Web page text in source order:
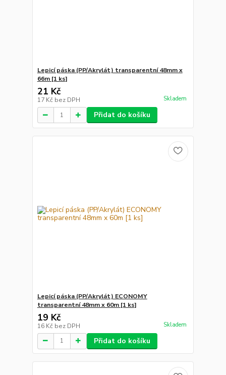
Lepicí páska (PP/Akrylát) transparentní 48mm x
66m [1 ks]
21 Kč
17 Kč bez DPH Skladem
Přidat do košíku
Lepicí páska (PP/Akrylát) ECONOMY
transparentní 48mm x 60m [1 ks]
19 Kč
16 Kč bez DPH Skladem
Přidat do košíku